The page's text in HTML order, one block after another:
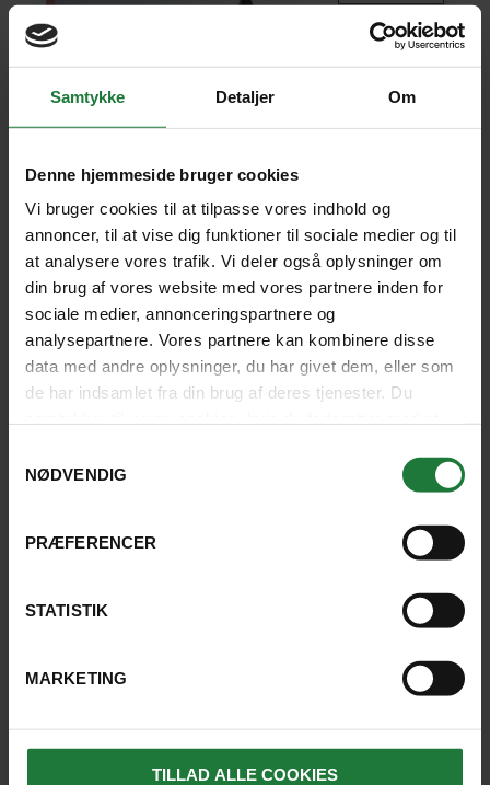
Samtykke Detaljer Om
Denne hjemmeside bruger cookies
Vi bruger cookies til at tilpasse vores indhold og
annoncer, til at vise dig funktioner til sociale medier og til
at analysere vores trafik. Vi deler også oplysninger om
din brug af vores website med vores partnere inden for
sociale medier, annonceringspartnere og
analysepartnere. Vores partnere kan kombinere disse
data med andre oplysninger, du har givet dem, eller som
de har indsamlet fra din brug af deres tjenester. Du
NØDVENDIG
PRÆFERENCER
STATISTIK
MARKETING
TILLAD ALLE COOKIES
I midnatssolens skær
GRØNLAND
RUNDREJSE MED DANSK REJSELEDER
Oplev Grønland i den arktiske sommers midnatssol. Vi
sejler bl.a. slalom blandt isbjerge i Isfjorden ved
10-23deltagere
SE KORT